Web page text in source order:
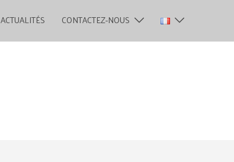
ACTUALITÉS CONTACTEZ-NOUS